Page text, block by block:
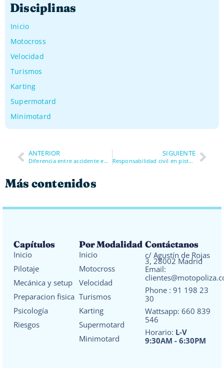
Disciplinas
Inicio
Motocross
Velocidad
Turismos
Karting
Supermotard
Minimotard
ANTERIOR
Diferencia entre accidente en pista y accidente en carretera
SIGUIENTE
Responsabilidad civil en pista: a quién puedes dañar y cómo
Más contenidos
Capítulos
Inicio
Pilotaje
Mecánica y setup
Preparacion fisica
Psicología
Riesgos
Por Modalidad
Inicio
Motocross
Velocidad
Turismos
Karting
Supermotard
Minimotard
Contáctanos
c/ Agustín de Rojas
3, 28002 Madrid
Email:
Phone : 91 198 23
30
Wattsapp: 660 839
546
Horario: L-V
9:30AM - 6:30PM